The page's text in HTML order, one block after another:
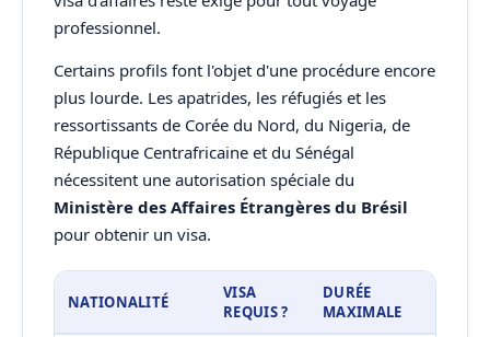
professionnel.
Certains profils font l'objet d'une procédure encore
plus lourde. Les apatrides, les réfugiés et les
ressortissants de Corée du Nord, du Nigeria, de
République Centrafricaine et du Sénégal
nécessitent une autorisation spéciale du
Ministère des Affaires Étrangères du Brésil
pour obtenir un visa.
NATIONALITÉ
VISA
REQUIS ?
DURÉE
MAXIMALE